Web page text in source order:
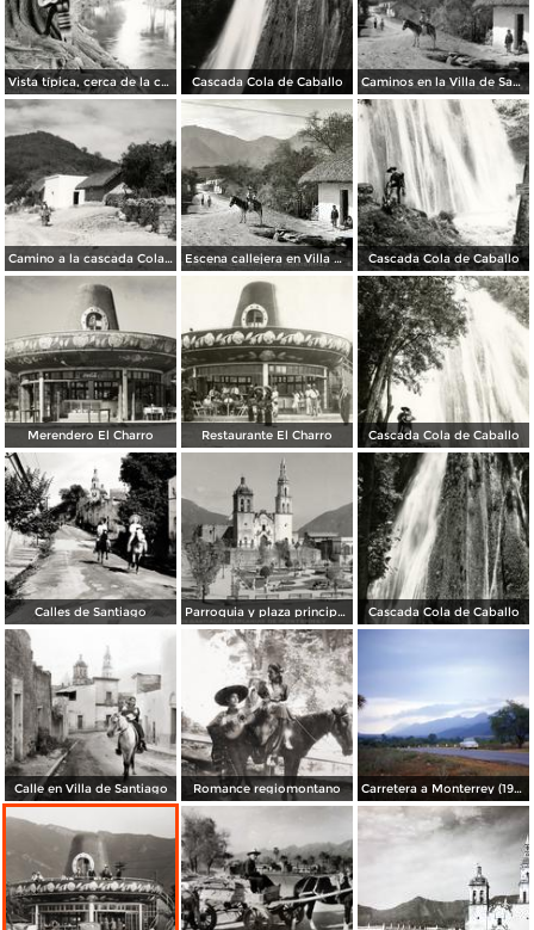
Vista típica, cerca de la cascada Cola de Caballo Cascada Cola de Caballo Caminos en la Villa de Santiago
Camino a la cascada Cola de Caballo Escena callejera en Villa de Santiago.. Cascada Cola de Caballo
Merendero El Charro Restaurante El Charro Cascada Cola de Caballo
Calles de Santiago Parroquia y plaza principal de Santiago Cascada Cola de Caballo
Calle en Villa de Santiago Romance regiomontano Carretera a Monterrey (1954)